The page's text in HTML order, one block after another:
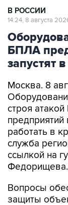
В РОССИИ
14:24, 8 августа
БПЛА
запустят
Москва. 8
строя
предприятий
работать в
служба
ссылкой на
Федорищева.
Вопросы
защиты